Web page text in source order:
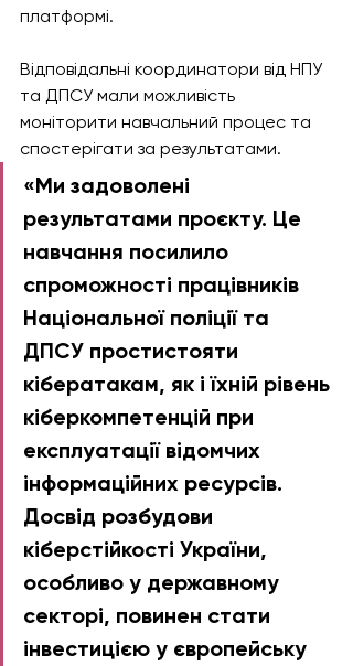
платформі.
Відповідальні координатори від НПУ
та ДПСУ мали можливість
моніторити навчальний процес та
спостерігати за результатами.
«Ми задоволені
результатами проєкту. Це
навчання посилило
спроможності працівників
Національної поліції та
ДПСУ простистояти
кібератакам, як і їхній рівень
кіберкомпетенцій при
експлуатації відомчих
інформаційних ресурсів.
Досвід розбудови
кіберстійкості України,
особливо у державному
секторі, повинен стати
інвестицією у європейську